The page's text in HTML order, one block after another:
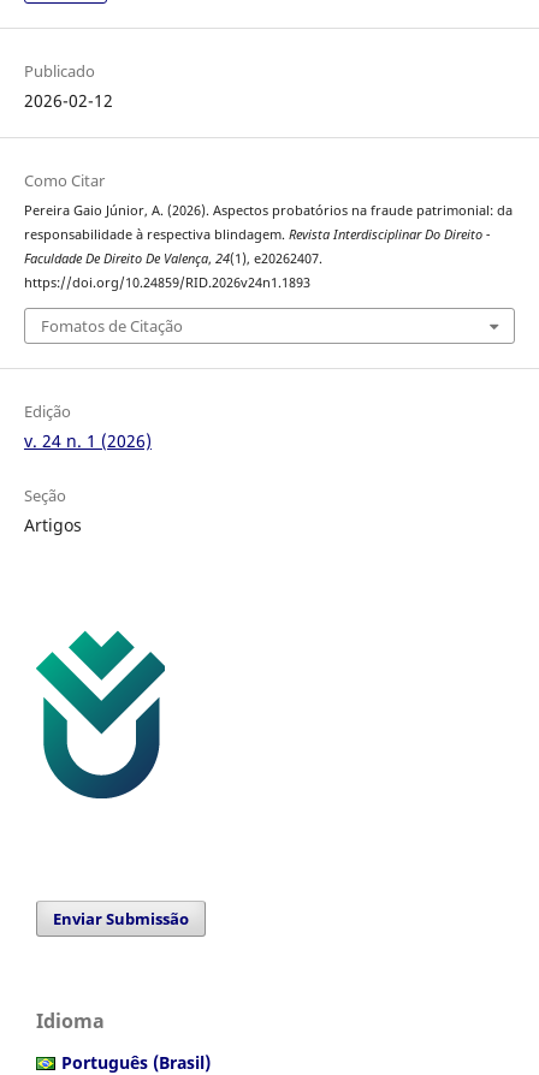
Publicado
2026-02-12
Como Citar
Pereira Gaio Júnior, A. (2026). Aspectos probatórios na fraude patrimonial: da
responsabilidade à respectiva blindagem. Revista Interdisciplinar Do Direito -
Faculdade De Direito De Valença, 24(1), e20262407.
https://doi.org/10.24859/RID.2026v24n1.1893
Fomatos de Citação
Edição
v. 24 n. 1 (2026)
Seção
Artigos
Enviar Submissão
Idioma
Português (Brasil)